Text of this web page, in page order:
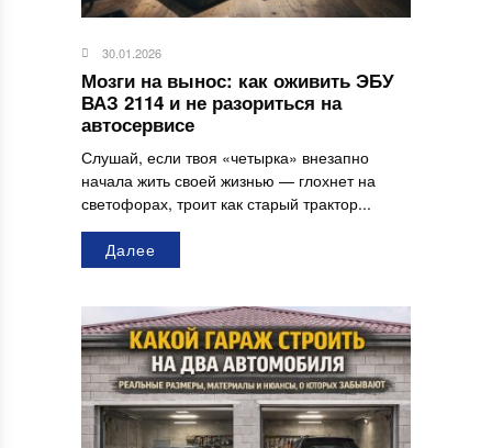
30.01.2026
Мозги на вынос: как оживить ЭБУ
ВАЗ 2114 и не разориться на
автосервисе
Слушай, если твоя «четырка» внезапно
начала жить своей жизнью — глохнет на
светофорах, троит как старый трактор...
Далее